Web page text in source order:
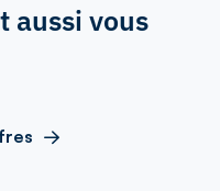
aussi vous